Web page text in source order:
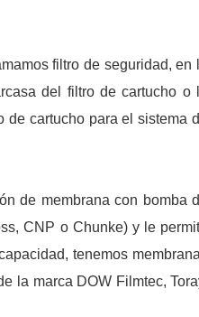
filtro de seguridad, en
del filtro de cartucho o
de cartucho para el sistema
de membrana con bomba
CNP o Chunke) y le
tenemos
la marca DOW Filmtec,